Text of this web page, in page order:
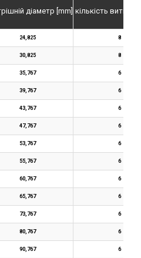
діаметр [mm] кількість витків
24,825 8
30,825 8
35,767 6
39,767 6
43,767 6
47,767 6
53,767 6
55,767 6
60,767 6
65,767 6
73,767 6
80,767 6
90,767 6